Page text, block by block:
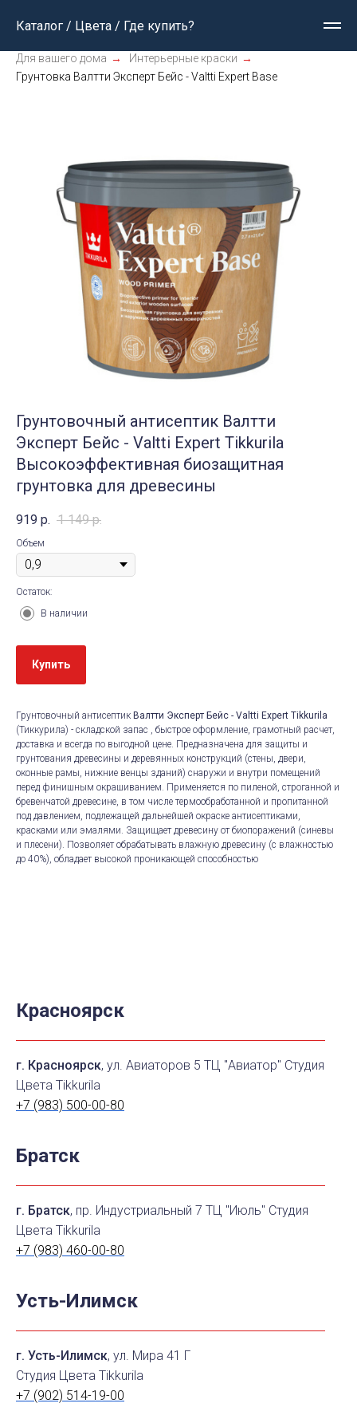
Каталог / Цвета / Где купить?
Для вашего дома → Интерьерные краски →
Грунтовка Валтти Эксперт Бейс - Valtti Expert Base
Грунтовочный антисептик Валтти
Эксперт Бейс - Valtti Expert Tikkurila
Высокоэффективная биозащитная
грунтовка для древесины
919 р. 1 149 р.
Объем
Остаток:
В наличии
Купить
Грунтовочный антисептик Валтти Эксперт Бейс - Valtti Expert Tikkurila
(Тиккурила) - складской запас , быстрое оформление, грамотный расчет,
доставка и всегда по выгодной цене. Предназначена для защиты и
грунтования древесины и деревянных конструкций (стены, двери,
оконные рамы, нижние венцы зданий) снаружи и внутри помещений
перед финишным окрашиванием. Применяется по пиленой, строганной и
бревенчатой древесине, в том числе термообработанной и пропитанной
под давлением, подлежащей дальнейшей окраске антисептиками,
красками или эмалями. Защищает древесину от биопоражений (синевы
и плесени). Позволяет обрабатывать влажную древесину (с влажностью
до 40%), обладает высокой проникающей способностью
Красноярск
г. Красноярск, ул. Авиаторов 5 ТЦ "Авиатор" Студия
Цвета Tikkurila
+7 (983) 500-00-80
Братск
г. Братск, пр. Индустриальный 7 ТЦ "Июль" Студия
Цвета Tikkurila
+7 (983) 460-00-80
Усть-Илимск
г. Усть-Илимск, ул. Мира 41 Г
Студия Цвета Tikkurila
+7 (902) 514-19-00